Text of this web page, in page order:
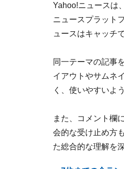
Yahoo!ニュースは
ニュースプラット
ュースはキャッチ
同一テーマの記事
イアウトやサムネ
く、使いやすいよ
また、コメント欄
会的な受け止め方
た総合的な理解を